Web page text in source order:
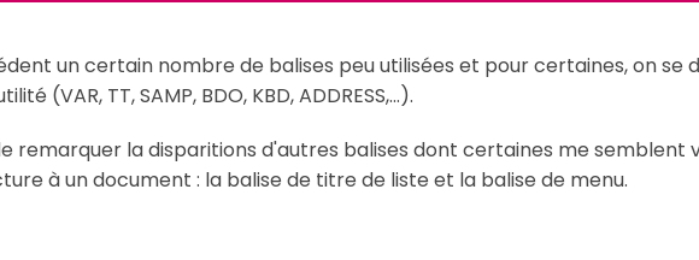
un certain nombre de balises peu utilisées et pour certaines, on se
(VAR, TT, SAMP, BDO, KBD, ADDRESS,...).
remarquer la disparitions d'autres balises dont certaines me semblent
à un document : la balise de titre de liste et la balise de menu.